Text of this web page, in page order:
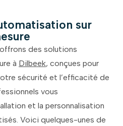
sur
des solutions
à Dilbeek, conçues pour
sécurité et l’efficacité de
vous
et la personnalisation
Voici quelques-unes de